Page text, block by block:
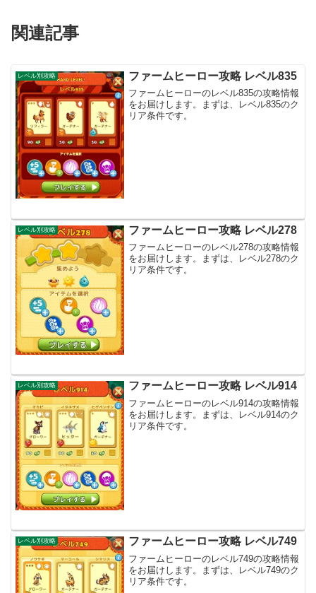
関連記事
レベル別攻略 ファームヒーロー攻略 レベル835
ファームヒーローのレベル835の攻略情報
をお届けします。まずは、レベル835のク
リア条件です。
レベル別攻略 ファームヒーロー攻略 レベル278
ファームヒーローのレベル278の攻略情報
をお届けします。まずは、レベル278のク
リア条件です。
レベル別攻略 ファームヒーロー攻略 レベル914
ファームヒーローのレベル914の攻略情報
をお届けします。まずは、レベル914のク
リア条件です。
レベル別攻略 ファームヒーロー攻略 レベル749
ファームヒーローのレベル749の攻略情報
をお届けします。まずは、レベル749のク
リア条件です。